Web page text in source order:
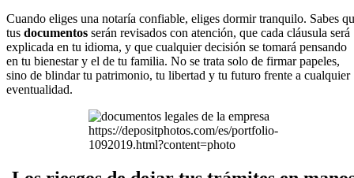
Cuando eliges una notaría confiable, eliges dormir tranquilo. Sabes
tus documentos serán revisados con atención, que cada cláusula será
explicada en tu idioma, y que cualquier decisión se tomará pensando
en tu bienestar y el de tu familia. No se trata solo de firmar papeles,
sino de blindar tu patrimonio, tu libertad y tu futuro frente a cualquier
eventualidad.
https://depositphotos.com/es/portfolio-
1092019.html?content=photo